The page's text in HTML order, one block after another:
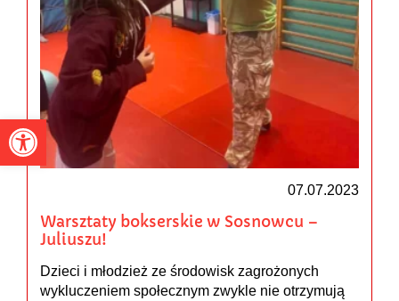
Otwórz pasek narzędzi
07.07.2023
Warsztaty bokserskie w Sosnowcu –
Juliuszu!
Dzieci i młodzież ze środowisk zagrożonych
wykluczeniem społecznym zwykle nie otrzymują